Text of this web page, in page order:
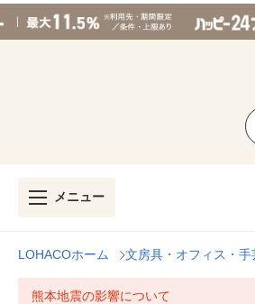
メニュー
LOHACOホーム 文房具・オフィス・手
熊本地震の影響について